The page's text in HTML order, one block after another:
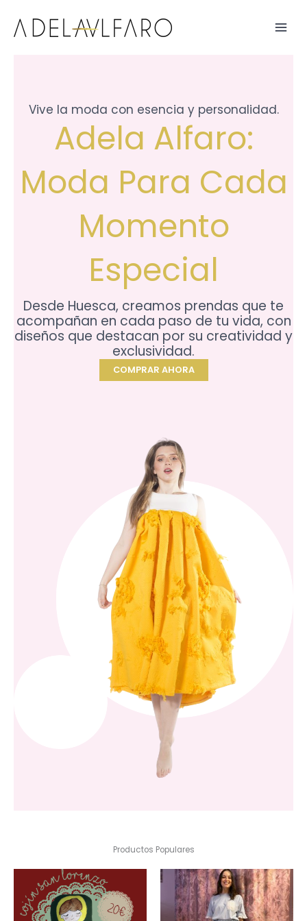
contenido
Vive la moda con esencia y personalidad.
Adela Alfaro:
Moda Para Cada
Momento
Especial
Desde Huesca, creamos prendas que te
acompañan en cada paso de tu vida, con
diseños que destacan por su creatividad y
exclusividad.
COMPRAR AHORA
Productos Populares
Este
producto
tiene